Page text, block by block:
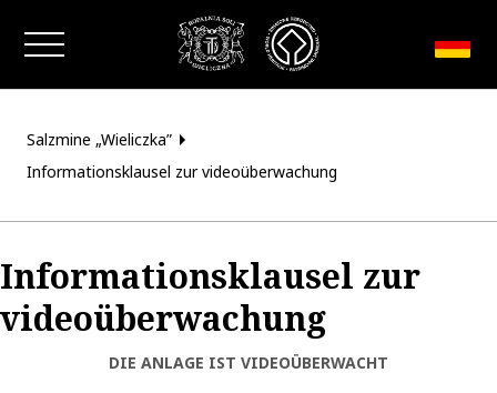
Fenster schließen
Salzmine „Wieliczka”
Informationsklausel zur videoüberwachung
Informationsklausel zur
videoüberwachung
DIE ANLAGE IST VIDEOÜBERWACHT